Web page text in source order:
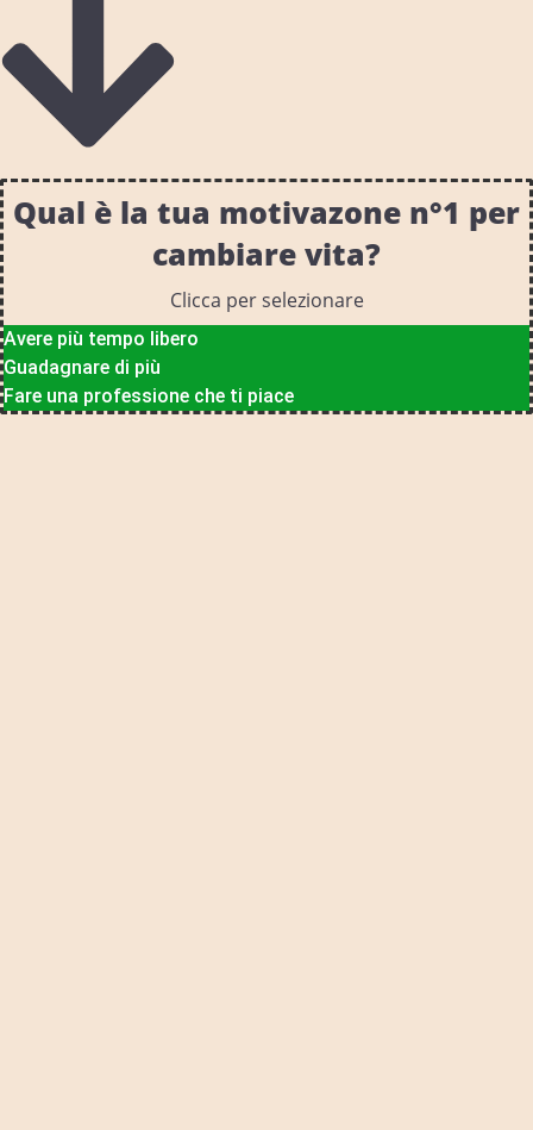
Qual è la tua motivazone n°1 per
cambiare vita?
Clicca per selezionare
Avere più tempo libero
Guadagnare di più
Fare una professione che ti piace